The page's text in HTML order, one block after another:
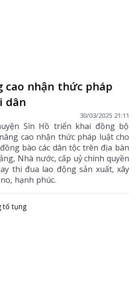
cao nhận thức pháp
dân
30/03/2025 21:11
Sìn Hồ triển khai đồng bộ
cao nhận thức pháp luật cho
bào các dân tộc trên địa bàn
Nhà nước, cấp uỷ chính quyền
thi đua lao động sản xuất, xây
hạnh phúc.